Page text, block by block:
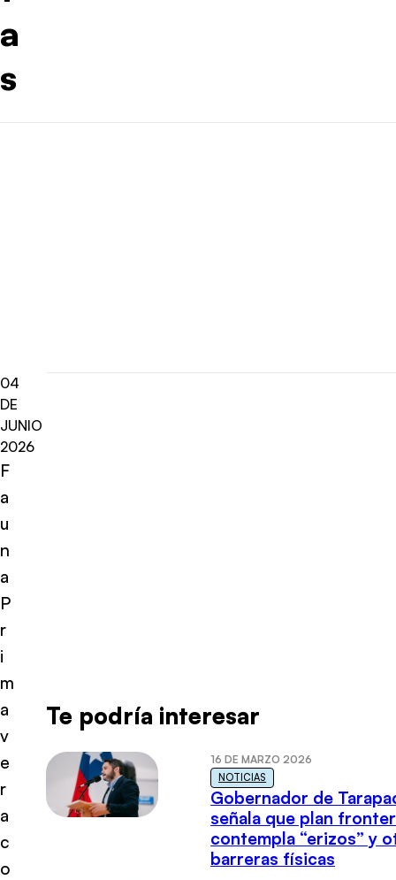
a
s
04
DE
JUNIO
2026
F
a
u
n
a
P
r
i
m
a
v
e
r
a
c
o
Te podría interesar
16 DE MARZO 2026
NOTICIAS
Gobernador de
señala que plan
contempla “erizos” y
barreras físicas